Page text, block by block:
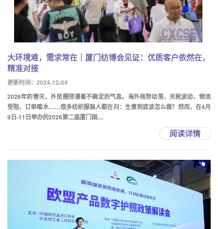
大环境难，需求常在｜厦门纺博会见证：优质客户依然在，
精准对接
更新时间：2024-12-04
2026年的春天，外贸圈弥漫着不确定的气息。海外局势动荡，关税波动、物流
受阻、订单缩水……很多纺织服装人都在问：生意到底该怎么做？然而，在4月
9日-11日举办的2026第二届厦门国....
阅读详情